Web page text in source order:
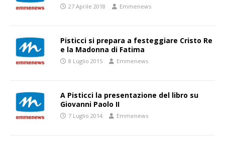
27 Aprile 2018 Emmenews
Pisticci si prepara a festeggiare Cristo Re
e la Madonna di Fatima
8 Luglio 2015 Emmenews
A Pisticci la presentazione del libro su
Giovanni Paolo II
7 Luglio 2014 Emmenews